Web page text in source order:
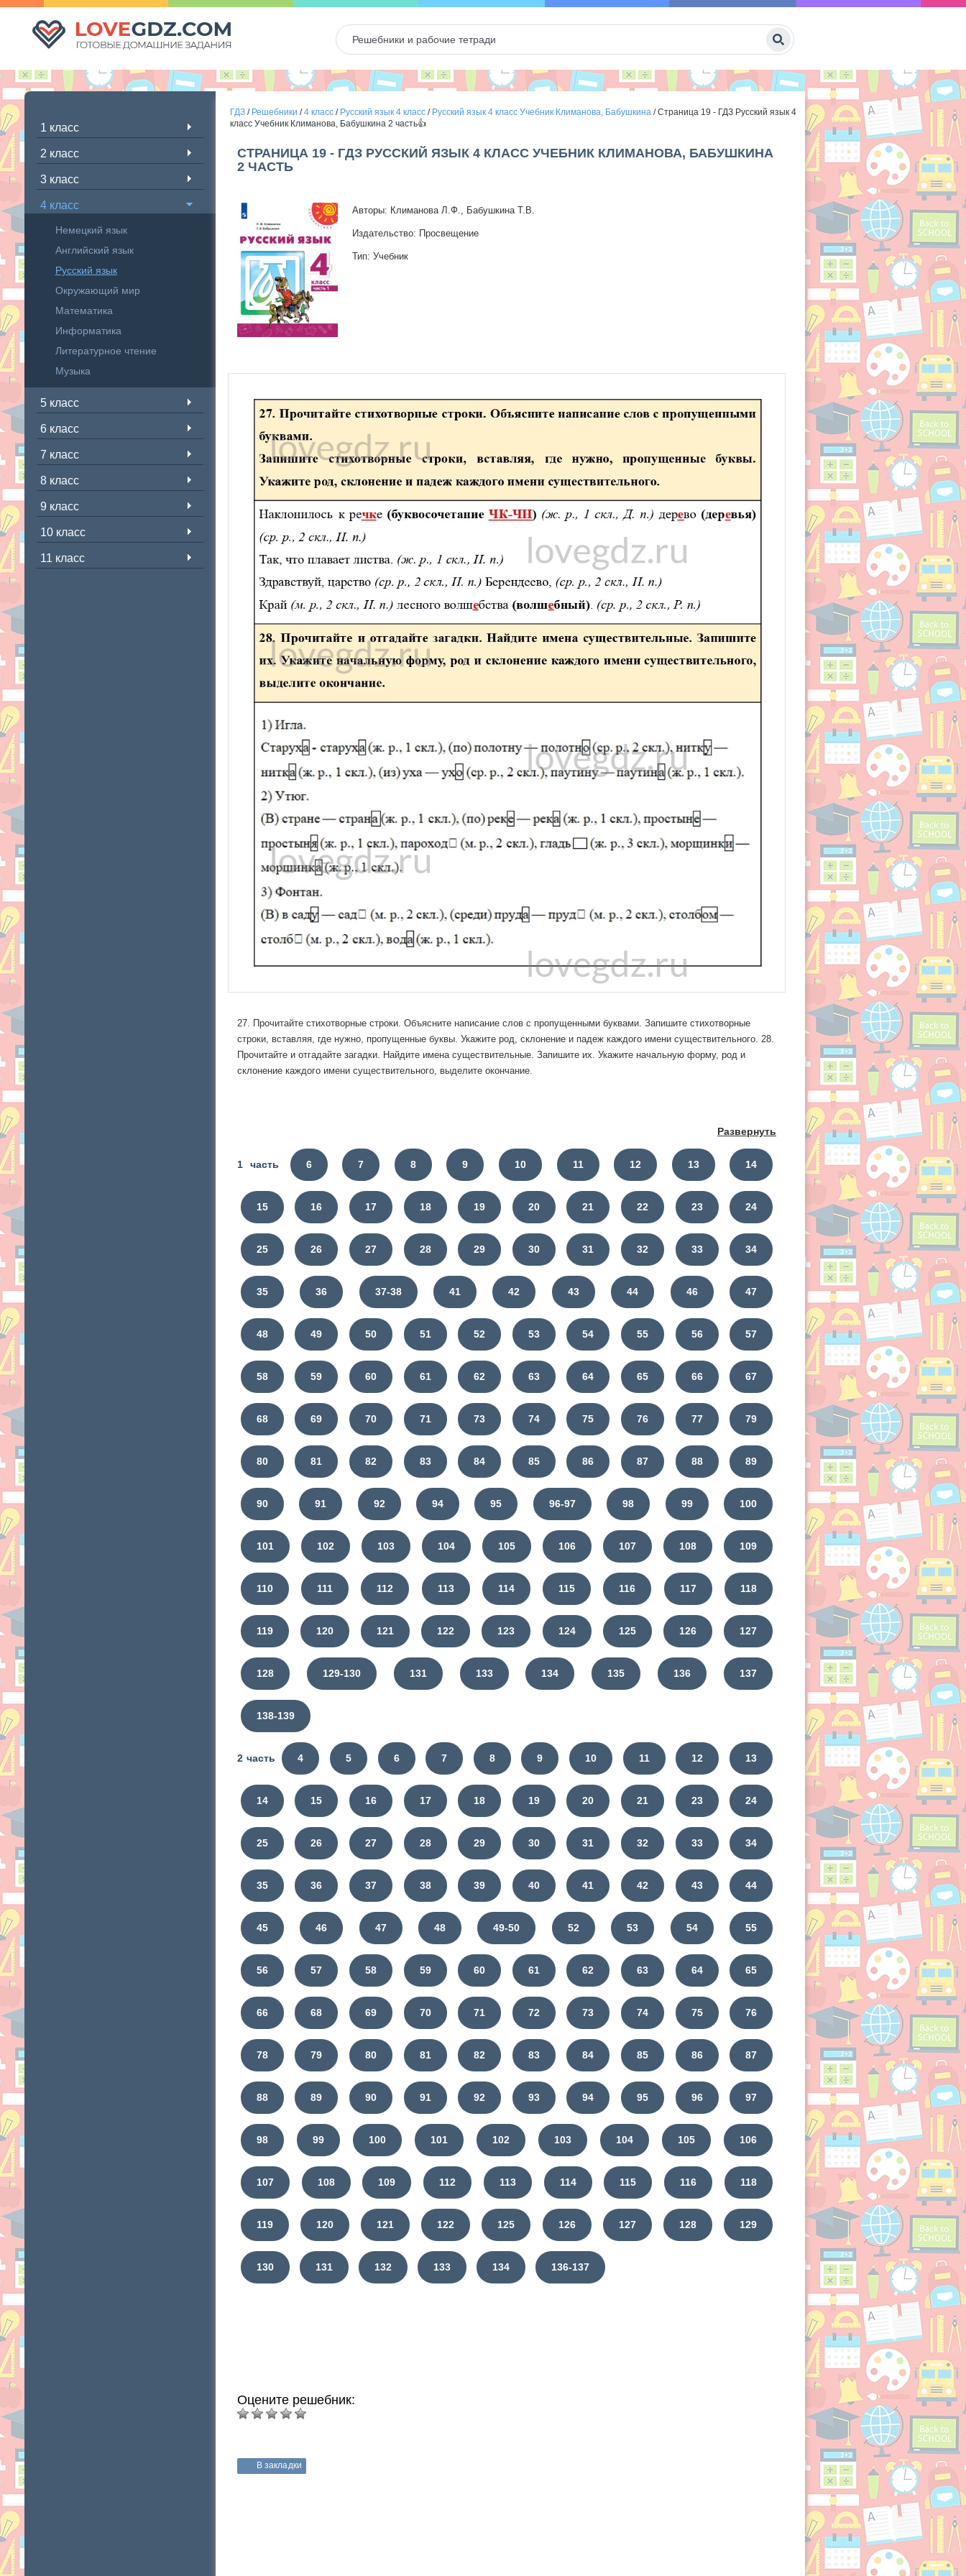
1 класс
2 класс
3 класс
4 класс
Немецкий язык
Английский язык
Русский язык
Окружающий мир
Математика
Информатика
Литературное чтение
Музыка
5 класс
6 класс
7 класс
8 класс
9 класс
10 класс
11 класс
ГДЗ/ Решебники /4 класс/ Русский язык 4 класс/ Русский язык 4 класс Учебник Климанова, Бабушкина/Страница 19 - ГДЗ Русский язык 4
класс Учебник Климанова, Бабушкина 2 часть👍
СТРАНИЦА 19 - ГДЗ РУССКИЙ ЯЗЫК 4 КЛАСС УЧЕБНИК КЛИМАНОВА, БАБУШКИНА
2 ЧАСТЬ
Авторы: Климанова Л.Ф., Бабушкина Т.В.
Издательство: Просвещение
Тип: Учебник
Развернуть
27. Прочитайте стихотворные строки. Объясните написание слов с пропущенными буквами. Запишите стихотворные
строки, вставляя, где нужно, пропущенные буквы. Укажите род, склонение и падеж каждого имени существительного. 28.
Прочитайте и отгадайте загадки. Найдите имена существительные. Запишите их. Укажите начальную форму, род и
склонение каждого имени существительного, выделите окончание.
1 часть 6 7 8 9 10 11 12 13 14
15 16 17 18 19 20 21 22 23 24
25 26 27 28 29 30 31 32 33 34
35 36 37-38 41 42 43 44 46 47
48 49 50 51 52 53 54 55 56 57
58 59 60 61 62 63 64 65 66 67
68 69 70 71 73 74 75 76 77 79
80 81 82 83 84 85 86 87 88 89
90 91 92 94 95 96-97 98 99 100
101 102 103 104 105 106 107 108 109
110 111 112 113 114 115 116 117 118
119 120 121 122 123 124 125 126 127
128 129-130 131 133 134 135 136 137
138-139
2 часть 4 5 6 7 8 9 10 11 12 13
14 15 16 17 18 19 20 21 23 24
25 26 27 28 29 30 31 32 33 34
35 36 37 38 39 40 41 42 43 44
45 46 47 48 49-50 52 53 54 55
56 57 58 59 60 61 62 63 64 65
66 68 69 70 71 72 73 74 75 76
78 79 80 81 82 83 84 85 86 87
88 89 90 91 92 93 94 95 96 97
98 99 100 101 102 103 104 105 106
107 108 109 112 113 114 115 116 118
119 120 121 122 125 126 127 128 129
130 131 132 133 134 136-137
Оцените решебник:
В закладки